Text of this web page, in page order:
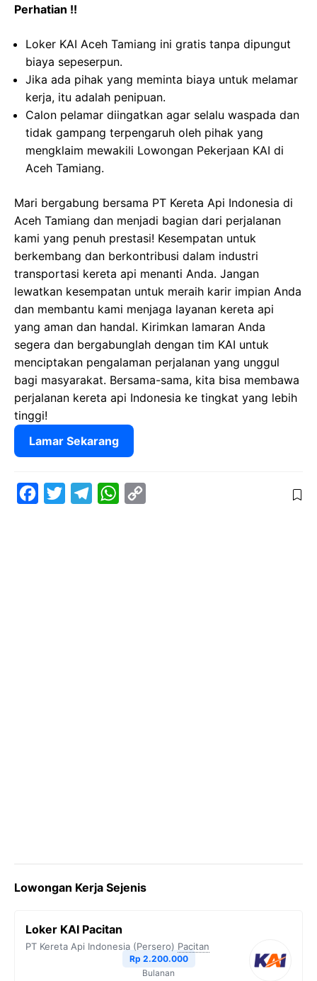
Perhatian !!
Loker KAI Aceh Tamiang ini gratis tanpa dipungut
biaya sepeserpun.
Jika ada pihak yang meminta biaya untuk melamar
kerja, itu adalah penipuan.
Calon pelamar diingatkan agar selalu waspada dan
tidak gampang terpengaruh oleh pihak yang
mengklaim mewakili Lowongan Pekerjaan KAI di
Aceh Tamiang.
Mari bergabung bersama PT Kereta Api Indonesia di
Aceh Tamiang dan menjadi bagian dari perjalanan
kami yang penuh prestasi! Kesempatan untuk
berkembang dan berkontribusi dalam industri
transportasi kereta api menanti Anda. Jangan
lewatkan kesempatan untuk meraih karir impian Anda
dan membantu kami menjaga layanan kereta api
yang aman dan handal. Kirimkan lamaran Anda
segera dan bergabunglah dengan tim KAI untuk
menciptakan pengalaman perjalanan yang unggul
bagi masyarakat. Bersama-sama, kita bisa membawa
perjalanan kereta api Indonesia ke tingkat yang lebih
tinggi!
Lamar Sekarang
W
Lowongan Kerja Sejenis
Loker KAI Pacitan
PT Kereta Api Indonesia (Persero) Pacitan
Rp 2.200.000
Bulanan